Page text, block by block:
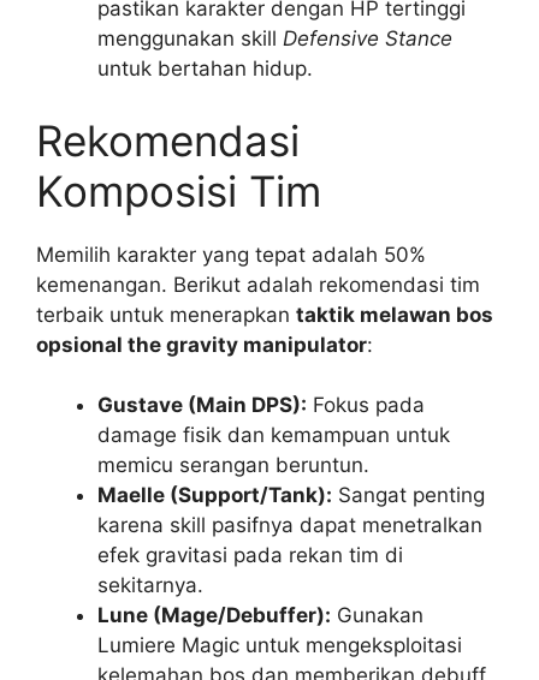
pastikan karakter dengan HP tertinggi
menggunakan skill Defensive Stance
untuk bertahan hidup.
Rekomendasi
Komposisi Tim
Memilih karakter yang tepat adalah 50%
kemenangan. Berikut adalah rekomendasi tim
terbaik untuk menerapkan taktik melawan bos
opsional the gravity manipulator:
Gustave (Main DPS): Fokus pada
damage fisik dan kemampuan untuk
memicu serangan beruntun.
Maelle (Support/Tank): Sangat penting
karena skill pasifnya dapat menetralkan
efek gravitasi pada rekan tim di
sekitarnya.
Lune (Mage/Debuffer): Gunakan
Lumiere Magic untuk mengeksploitasi